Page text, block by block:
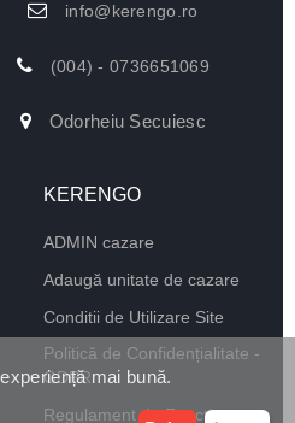
info@kerengo.ro
(004) - 0736651069
Odorheiu Secuiesc
KERENGO
ADMIN cazare
Adaugă unitate de cazare
Conditii de Utilizare Site
Politică de Confidențialitate -
GDPR
Regulament de Funcționare
mai bună.